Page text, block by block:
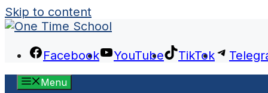
Skip to content
Facebook YouTube TikTok
Menu